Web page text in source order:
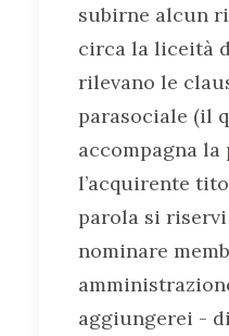
subirne alcun
circa la liceità
rilevano le
parasociale (il
accompagna
l’acquirente
parola si
nominare
aggiungerei -